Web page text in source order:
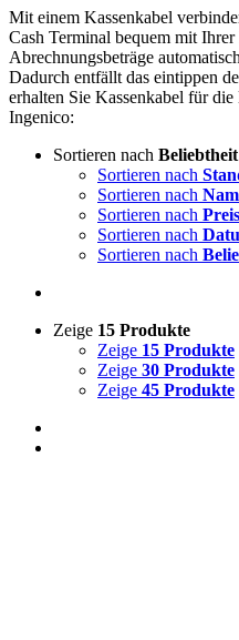
Mit einem Kassenkabel
Cash Terminal bequem mit
Abrechnungsbeträge
Dadurch entfällt das eintippen
erhalten Sie Kassenkabel für
Ingenico:
Sortieren nach Beliebtheit
Sortieren nach
Sortieren nach
Sortieren nach Preis
Sortieren nach
Sortieren nach
Zeige 15 Produkte
Zeige 15 Produkte
Zeige 30 Produkte
Zeige 45 Produkte